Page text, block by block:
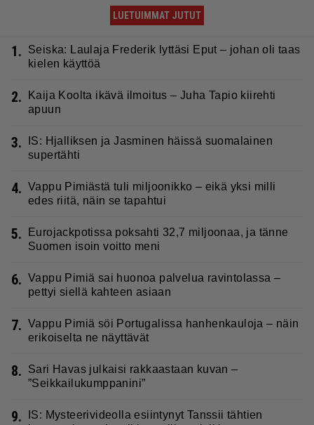
LUETUIMMAT JUTUT
1.
Seiska: Laulaja Frederik lyttäsi Eput – johan oli taas
kielen käyttöä
2.
Kaija Koolta ikävä ilmoitus – Juha Tapio kiirehti
apuun
3.
IS: Hjalliksen ja Jasminen häissä suomalainen
supertähti
4. Vappu Pimiästä tuli miljoonikko – eikä yksi milli
edes riitä, näin se tapahtui
5.
Eurojackpotissa poksahti 32,7 miljoonaa, ja tänne
Suomen isoin voitto meni
6. Vappu Pimiä sai huonoa palvelua ravintolassa –
pettyi siellä kahteen asiaan
7. Vappu Pimiä söi Portugalissa hanhenkauloja – näin
erikoiselta ne näyttävät
8.
Sari Havas julkaisi rakkaastaan kuvan –
”Seikkailukumppanini”
9.
IS: Mysteerivideolla esiintynyt Tanssii tähtien